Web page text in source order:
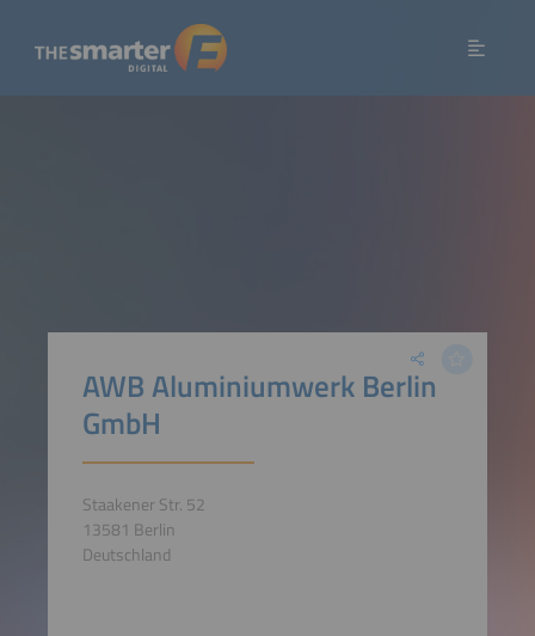
AWB Aluminiumwerk Berlin
GmbH
Staakener Str. 52
13581 Berlin
Deutschland